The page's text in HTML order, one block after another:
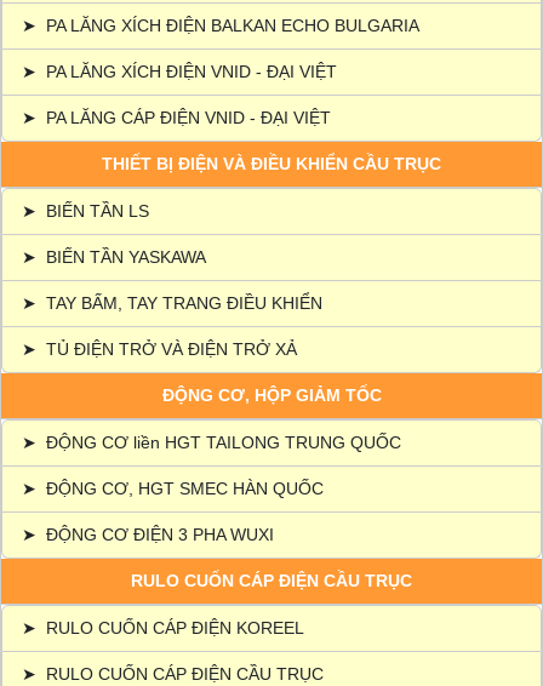
➤ PA LĂNG XÍCH ĐIỆN BALKAN ECHO BULGARIA
➤ PA LĂNG XÍCH ĐIỆN VNID - ĐẠI VIỆT
➤ PA LĂNG CÁP ĐIỆN VNID - ĐẠI VIỆT
THIẾT BỊ ĐIỆN VÀ ĐIỀU KHIỂN CẦU TRỤC
➤ BIẾN TẦN LS
➤ BIẾN TẦN YASKAWA
➤ TAY BẤM, TAY TRANG ĐIỀU KHIỂN
➤ TỦ ĐIỆN TRỞ VÀ ĐIỆN TRỞ XẢ
ĐỘNG CƠ, HỘP GIẢM TỐC
➤ ĐỘNG CƠ liền HGT TAILONG TRUNG QUỐC
➤ ĐỘNG CƠ, HGT SMEC HÀN QUỐC
➤ ĐỘNG CƠ ĐIỆN 3 PHA WUXI
RULO CUỐN CÁP ĐIỆN CẦU TRỤC
➤ RULO CUỐN CÁP ĐIỆN KOREEL
➤ RULO CUỐN CÁP ĐIỆN CẦU TRỤC